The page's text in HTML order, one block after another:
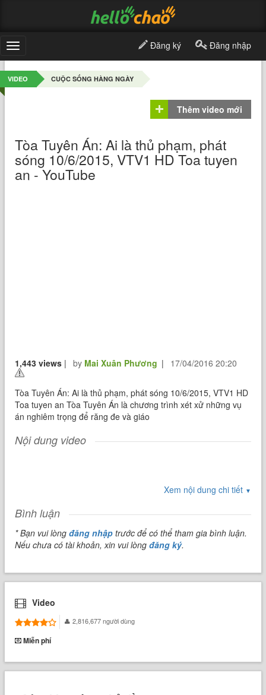
Toggle
navigation
Đăng ký Đăng nhập
VIDEO CUỘC SỐNG HÀNG NGÀY
Thêm video mới
Tòa Tuyên Án: Ai là thủ phạm, phát
sóng 10/6/2015, VTV1 HD Toa tuyen
an - YouTube
1,443 views | by Mai Xuân Phương | 17/04/2016 20:20
Tòa Tuyên Án: Ai là thủ phạm, phát sóng 10/6/2015, VTV1 HD
Toa tuyen an Tòa Tuyên Án là chương trình xét xử những vụ
án nghiêm trọng để răng đe và giáo
Nội dung video
Xem nội dung chi tiết ▼
Bình luận
* Bạn vui lòngđăng nhập trước để có thể tham gia bình luận.
Nếu chưa có tài khoản, xin vui lòngđăng ký.
Video
2,816,677 người dùng
Miễn phí